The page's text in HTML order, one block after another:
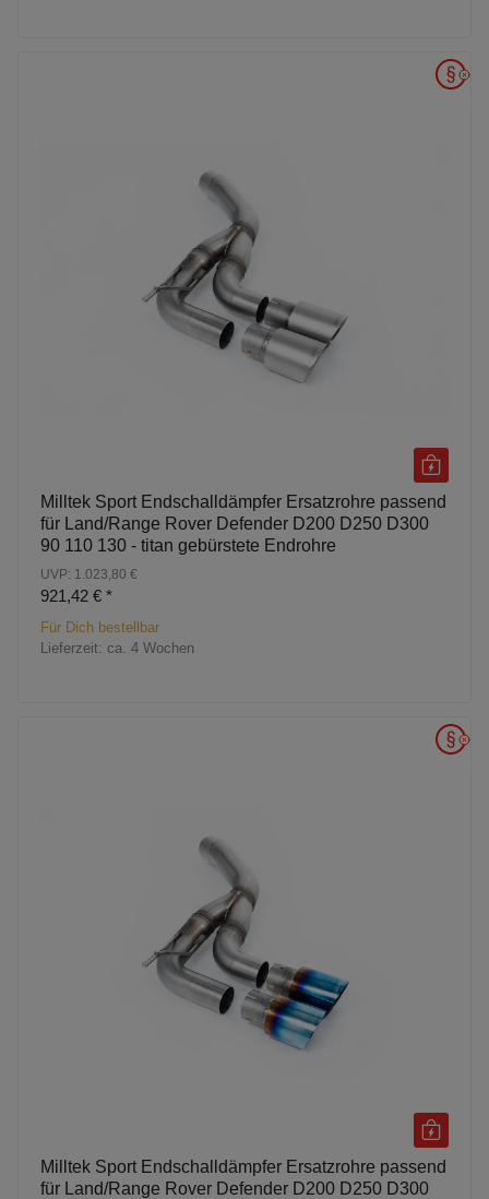
Milltek Sport Endschalldämpfer Ersatzrohre passend
für Land/Range Rover Defender D200 D250 D300
90 110 130 - titan gebürstete Endrohre
UVP: 1.023,80 €
921,42 € *
Für Dich bestellbar
Lieferzeit: ca. 4 Wochen
Milltek Sport Endschalldämpfer Ersatzrohre passend
für Land/Range Rover Defender D200 D250 D300